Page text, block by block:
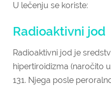
U lečenju se koriste:
Radioaktivni jod
Radioaktivni jod je
hipertiroidizma (naročito
131. Njega posle